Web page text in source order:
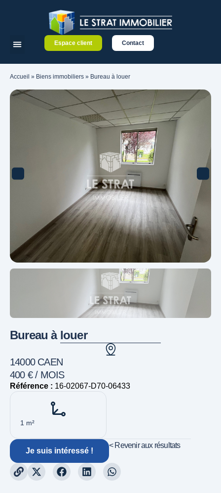
Espace client Contact
Accueil » Biens immobiliers » Bureau à louer
Bureau à louer
14000 CAEN
400 € / MOIS
Référence : 16-02067-D70-06433
1 m²
Je suis intéressé !
< Revenir aux résultats